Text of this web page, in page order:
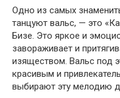
Одно из самых
танцуют вальс, — это
Бизе. Это яркое и
завораживает и
изяществом. Вальс под
красивым и
выбирают эту мелодию